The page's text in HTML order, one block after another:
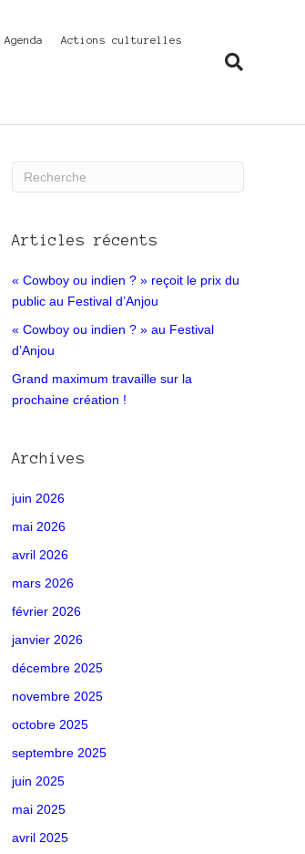
Agenda Actions culturelles
Articles récents
« Cowboy ou indien ? » reçoit le prix du
public au Festival d’Anjou
« Cowboy ou indien ? » au Festival
d’Anjou
Grand maximum travaille sur la
prochaine création !
Archives
juin 2026
mai 2026
avril 2026
mars 2026
février 2026
janvier 2026
décembre 2025
novembre 2025
octobre 2025
septembre 2025
juin 2025
mai 2025
avril 2025